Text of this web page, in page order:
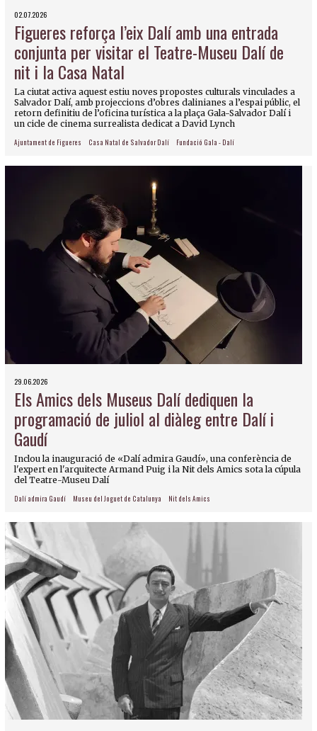
02.07.2026
Figueres reforça l’eix Dalí amb una entrada
conjunta per visitar el Teatre-Museu Dalí de
nit i la Casa Natal
La ciutat activa aquest estiu noves propostes culturals vinculades a
Salvador Dalí, amb projeccions d’obres dalinianes a l’espai públic, el
retorn definitiu de l’oficina turística a la plaça Gala-Salvador Dalí i
un cicle de cinema surrealista dedicat a David Lynch
Ajuntament de Figueres Casa Natal de Salvador Dalí Fundació Gala - Dalí
29.06.2026
Els Amics dels Museus Dalí dediquen la
programació de juliol al diàleg entre Dalí i
Gaudí
Inclou la inauguració de «Dalí admira Gaudí», una conferència de
l'expert en l'arquitecte Armand Puig i la Nit dels Amics sota la cúpula
del Teatre-Museu Dalí
Dalí admira Gaudí Museu del Joguet de Catalunya Nit dels Amics